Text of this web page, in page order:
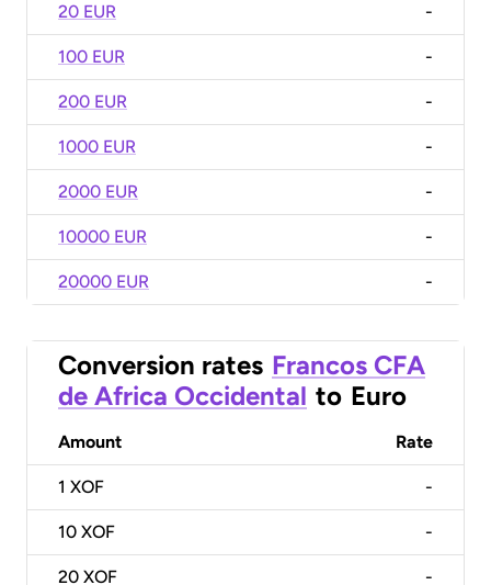
20 EUR -
100 EUR -
200 EUR -
1000 EUR -
2000 EUR -
10000 EUR -
20000 EUR -
Conversion rates Francos CFA
de Africa Occidental to Euro
Amount Rate
1 XOF -
10 XOF -
20 XOF -